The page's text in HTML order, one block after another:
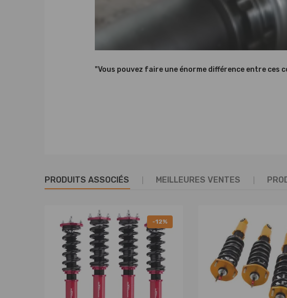
-Garantie: 2 ans de garantie pour le défaut de fabrication
-L'installation professionnelle est fortement recommandée
-N'hésitez pas à nous contacter si vous avez des questions
Toutes les modifications doivent être installées par des
"Vous pouvez faire une énorme différence entre ces
PRODUITS ASSOCIÉS MEILLEURES VENTES
-12%